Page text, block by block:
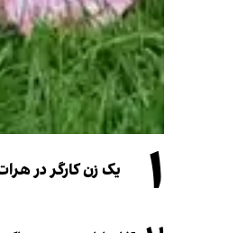
۱ یک زن کارگر در